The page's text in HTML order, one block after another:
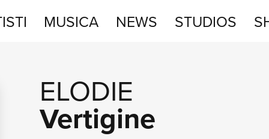
MUSICA NEWS STUDIOS
ELODIE
Vertigine
SHOP